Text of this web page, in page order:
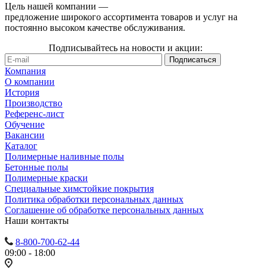
Цель нашей компании —
предложение широкого ассортимента товаров и услуг на
постоянно высоком качестве обслуживания.
Подписывайтесь на новости и акции:
Компания
О компании
История
Производство
Референс-лист
Обучение
Вакансии
Каталог
Полимерные наливные полы
Бетонные полы
Полимерные краски
Специальные химстойкие покрытия
Политика обработки персональных данных
Cоглашение об обработке персональных данных
Наши контакты
8-800-700-62-44
09:00 - 18:00